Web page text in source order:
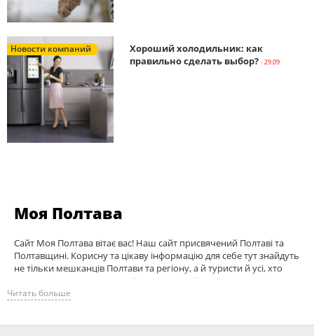
Новости компаний
Хороший холодильник: как
правильно сделать выбор? - 29.09
Моя Полтава
Сайт Моя Полтава вітає вас! Наш сайт присвячений Полтаві та
Полтавщині. Корисну та цікаву інформацію для себе тут знайдуть
не тільки мешканців Полтави та регіону, а й туристи й усі, хто
просто цікавиться життям Полтавської області.
Читать больше